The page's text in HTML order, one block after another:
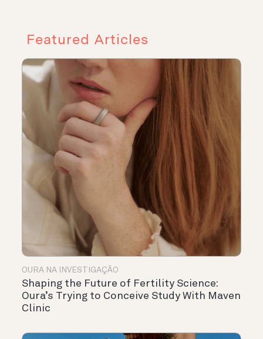
Featured Articles
OURA NA INVESTIGAÇÃO
Shaping the Future of Fertility Science:
Oura’s Trying to Conceive Study With Maven
Clinic